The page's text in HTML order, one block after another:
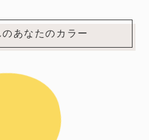
あなたのカラー